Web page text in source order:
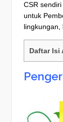
CSR
untuk
lingkungan,
Daftar Isi